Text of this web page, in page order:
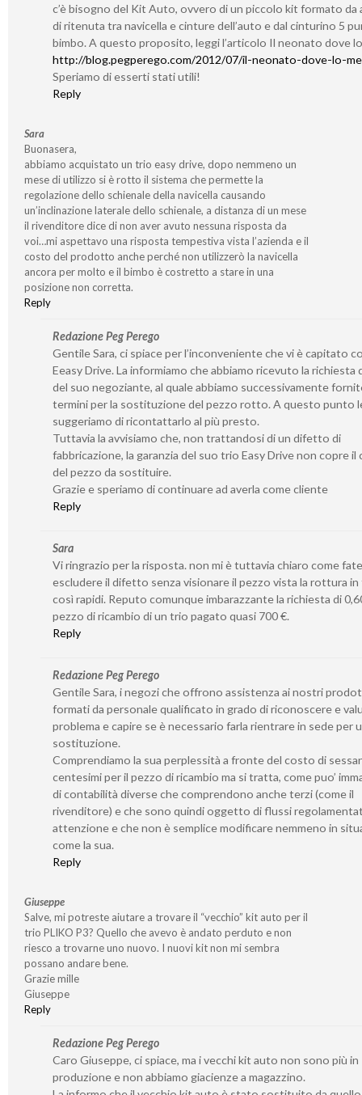
c’è bisogno del Kit Auto, ovvero di un piccolo kit formato da
di ritenuta tra navicella e cinture dell’auto e dal cinturino 5
bimbo. A questo proposito, leggi l’articolo Il neonato dove
http://blog.pegperego.com/2012/07/il-neonato-dove-lo-
Speriamo di esserti stati utili!
Reply
Sara
Buonasera,
abbiamo acquistato un trio easy drive, dopo nemmeno un
mese di utilizzo si è rotto il sistema che permette la
regolazione dello schienale della navicella causando
un’inclinazione laterale dello schienale, a distanza di un mese
il rivenditore dice di non aver avuto nessuna risposta da
voi…mi aspettavo una risposta tempestiva vista l’azienda e il
costo del prodotto anche perché non utilizzerò la navicella
ancora per molto e il bimbo è costretto a stare in una
posizione non corretta.
Reply
Redazione Peg Perego
Gentile Sara, ci spiace per l’inconveniente che vi è capitato
Eeasy Drive. La informiamo che abbiamo ricevuto la richiesta
del suo negoziante, al quale abbiamo successivamente
termini per la sostituzione del pezzo rotto. A questo punto
suggeriamo di ricontattarlo al più presto.
Tuttavia la avvisiamo che, non trattandosi di un difetto di
fabbricazione, la garanzia del suo trio Easy Drive non copre il
del pezzo da sostituire.
Grazie e speriamo di continuare ad averla come cliente
Reply
Sara
Vi ringrazio per la risposta. non mi è tuttavia chiaro come
escludere il difetto senza visionare il pezzo vista la rottura in
così rapidi. Reputo comunque imbarazzante la richiesta di
pezzo di ricambio di un trio pagato quasi 700 €.
Reply
Redazione Peg Perego
Gentile Sara, i negozi che offrono assistenza ai nostri
formati da personale qualificato in grado di riconoscere e
problema e capire se è necessario farla rientrare in sede per
sostituzione.
Comprendiamo la sua perplessità a fronte del costo di
centesimi per il pezzo di ricambio ma si tratta, come puo’
di contabilità diverse che comprendono anche terzi (come il
rivenditore) e che sono quindi oggetto di flussi
attenzione e che non è semplice modificare nemmeno in
come la sua.
Reply
Giuseppe
Salve, mi potreste aiutare a trovare il “vecchio” kit auto per il
trio PLIKO P3? Quello che avevo è andato perduto e non
riesco a trovarne uno nuovo. I nuovi kit non mi sembra
possano andare bene.
Grazie mille
Giuseppe
Reply
Redazione Peg Perego
Caro Giuseppe, ci spiace, ma i vecchi kit auto non sono più in
produzione e non abbiamo giacienze a magazzino.